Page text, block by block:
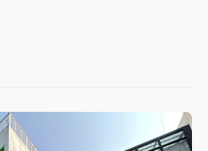
！黃金158kg遭查扣畫面曝光
2檔！今線上預約開賣一度塞車
7時